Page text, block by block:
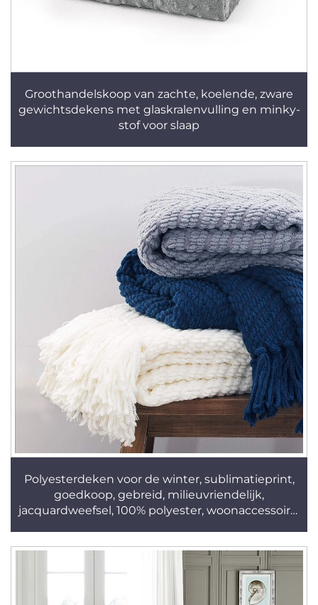
Groothandelskoop van zachte, koelende, zware
gewichtsdekens met glaskralenvulling en minky-
stof voor slaap
Polyesterdeken voor de winter, sublimatieprint,
goedkoop, gebreid, milieuvriendelijk,
jacquardweefsel, 100% polyester, woonaccessoire,